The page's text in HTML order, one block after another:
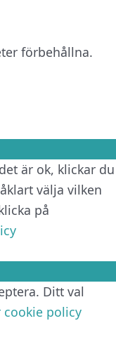
förbehållna.
är ok, klickar du
välja vilken
på
Ditt val
cookie policy